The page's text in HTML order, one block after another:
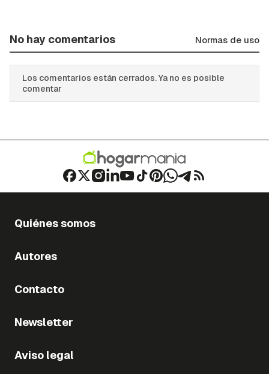
No hay comentarios Normas de uso
Los comentarios están cerrados. Ya no es posible
comentar
Quiénes somos
Autores
Contacto
Newsletter
Aviso legal